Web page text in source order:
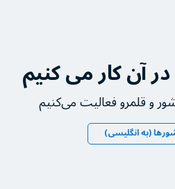
آن کار می کنیم
(به انگلیسی)